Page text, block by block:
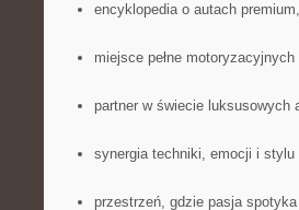
encyklopedia o autach premium,
miejsce pełne motoryzacyjnych
partner w świecie luksusowych
synergia techniki, emocji i stylu
przestrzeń, gdzie pasja